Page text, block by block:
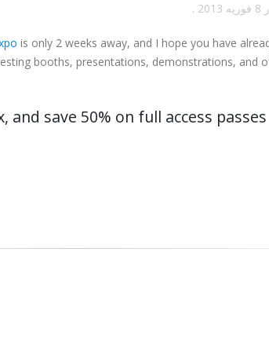
8 فوریه 2013 .
is only 2 weeks away, and I hope you have
booths, presentations, demonstrations, and
and save 50% on full access passes